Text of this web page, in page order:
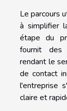
Le parcours
à simplifier
étape du
fournit des
rendant le
de contact
l'entreprise
claire et